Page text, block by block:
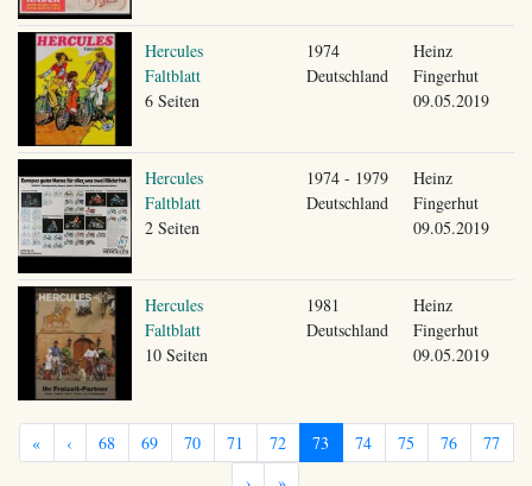
Hercules
Faltblatt
6 Seiten
1974
Deutschland
Heinz
Fingerhut
09.05.2019
Hercules
Faltblatt
2 Seiten
1974 - 1979
Deutschland
Heinz
Fingerhut
09.05.2019
Hercules
Faltblatt
10 Seiten
1981
Deutschland
Heinz
Fingerhut
09.05.2019
« ‹ 68 69 70 71 72 73 74 75 76
77
›
»